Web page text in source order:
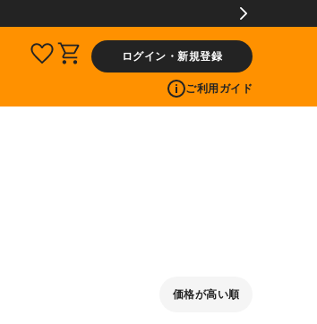
ログイン・新規登録
ご利用ガイド
価格が高い順